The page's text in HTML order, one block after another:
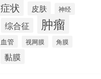
症状 皮肤 神经
综合征 肿瘤
血管 视网膜 角膜
黏膜